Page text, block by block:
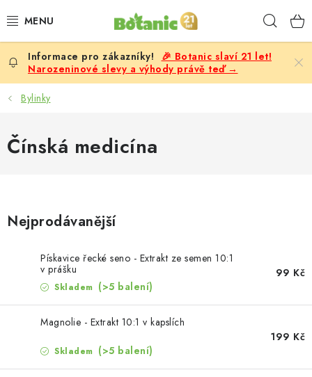
na
PREMIUM
DOPLŇKY STRAVY
CÍLE
OSTATNÍ
🎉 Botanic slaví 21 let!
Narozeninové slevy a výhody právě teď →
Bylinky
Čínská medicína
Nejprodávanější
Pískavice řecké seno - Extrakt ze semen 10:1
v prášku
Skladem (>5 balení)
99 Kč
Magnolie - Extrakt 10:1 v kapslích
Skladem (>5 balení)
199 Kč